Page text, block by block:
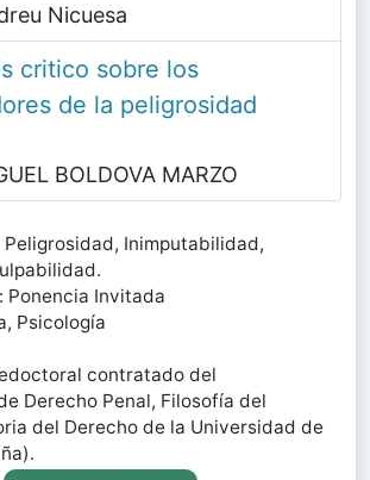
Nicuesa
critico sobre los
de la peligrosidad
BOLDOVA MARZO
Inimputabilidad,
Ponencia Invitada
Psicología
contratado del
Derecho Penal, Filosofía del
del Derecho de la Universidad de